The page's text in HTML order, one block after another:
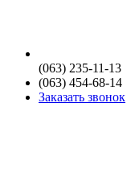
(063) 235-11-13
(063) 454-68-14
Заказать звонок